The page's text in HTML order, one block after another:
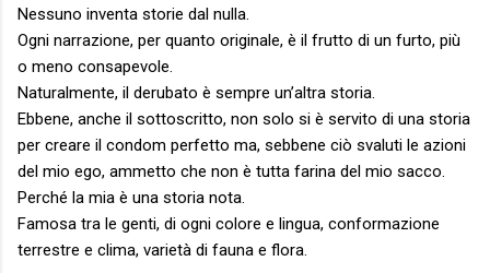
Nessuno inventa storie dal nulla.
Ogni narrazione, per quanto originale, è il frutto di un furto, più
o meno consapevole.
Naturalmente, il derubato è sempre un’altra storia.
Ebbene, anche il sottoscritto, non solo si è servito di una storia
per creare il condom perfetto ma, sebbene ciò svaluti le azioni
del mio ego, ammetto che non è tutta farina del mio sacco.
Perché la mia è una storia nota.
Famosa tra le genti, di ogni colore e lingua, conformazione
terrestre e clima, varietà di fauna e flora.